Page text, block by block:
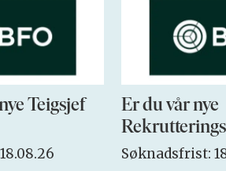
Teigsjef
Er du vår nye
Søknadsfrist: